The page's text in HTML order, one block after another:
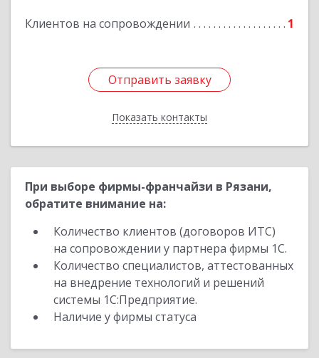
Клиентов на сопровождении 1
Отправить заявку
Показать контакты
Подробнее
Отправить заявку
Назад
При выборе фирмы-франчайзи в Рязани,
обратите внимание на:
Количество клиентов (договоров ИТС)
на сопровождении у партнера фирмы 1С.
Количество специалистов, аттестованных
на внедрение технологий и решений
системы 1С:Предприятие.
Наличие у фирмы статуса